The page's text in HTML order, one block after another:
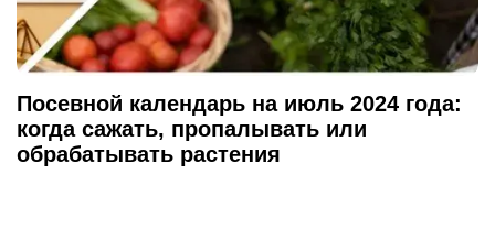
Посевной календарь на июль 2024 года:
когда сажать, пропалывать или
обрабатывать растения